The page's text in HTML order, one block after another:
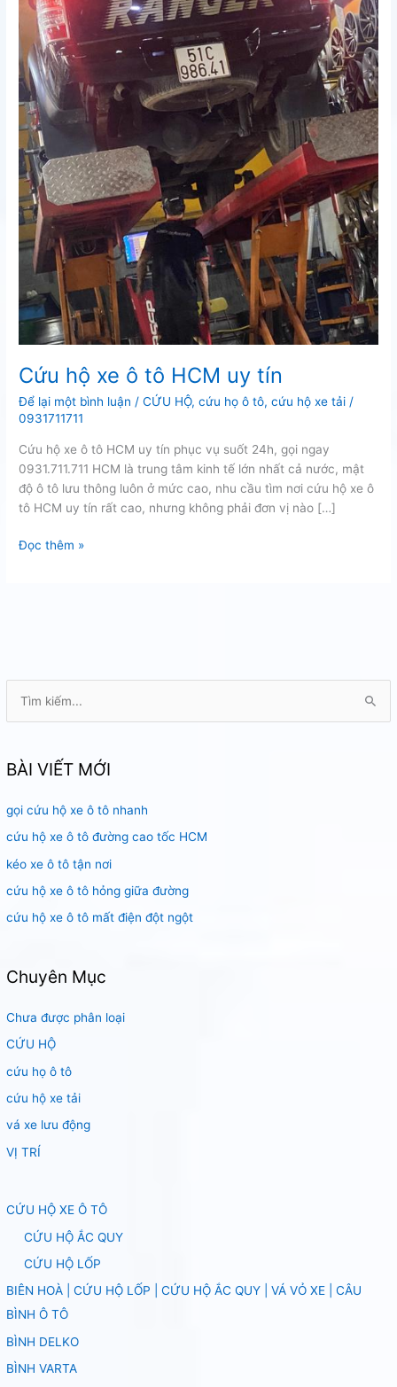
k
ế
m
:
BÀI VIẾT MỚI
gọi cứu hộ xe ô tô nhanh
cứu hộ xe ô tô đường cao tốc HCM
kéo xe ô tô tận nơi
cứu hộ xe ô tô hỏng giữa đường
cứu hộ xe ô tô mất điện đột ngột
Chuyên Mục
Chưa được phân loại
CỨU HỘ
cứu họ ô tô
cứu hộ xe tải
vá xe lưu động
VỊ TRÍ
CỨU HỘ XE Ô TÔ
CỨU HỘ ẮC QUY
CỨU HỘ LỐP
BIÊN HOÀ | CỨU HỘ LỐP | CỨU HỘ ẮC QUY | VÁ VỎ XE | CÂU
BÌNH Ô TÔ
BÌNH DELKO
BÌNH VARTA
Cứu hộ xe ô tô HCM uy tín
Để lại một bình luận /CỨU HỘ,cứu họ ô tô,cứu hộ xe tải /
0931711711
Cứu hộ xe ô tô HCM uy tín phục vụ suốt 24h, gọi ngay
0931.711.711 HCM là trung tâm kinh tế lớn nhất cả nước, mật
độ ô tô lưu thông luôn ở mức cao, nhu cầu tìm nơi cứu hộ xe ô
tô HCM uy tín rất cao, nhưng không phải đơn vị nào […]
Cứu
tín
Đọc thêm »